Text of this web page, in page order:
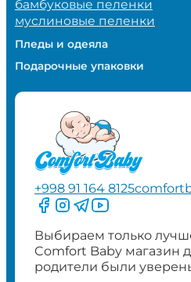
бамбуковые пеленки
муслиновые пеленки
Пледы и одеяла
Подарочные упаковки
+998 91 164 8125
Следите за нами на
Следите за нами в
Следите за нами в
Следите за
Выбираем только
Comfort Baby магазин
родители были